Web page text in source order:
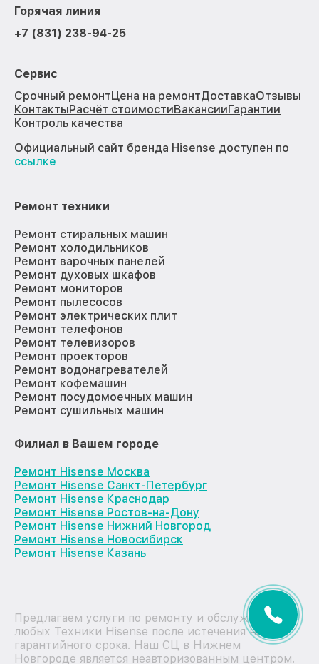
Горячая линия
+7 (831) 238-94-25
Сервис
Срочный ремонтЦена на ремонтДоставкаОтзывы
КонтактыРасчёт стоимостиВакансииГарантии
Контроль качества
Официальный сайт бренда Hisense доступен по
ссылке
Ремонт техники
Ремонт стиральных машин
Ремонт холодильников
Ремонт варочных панелей
Ремонт духовых шкафов
Ремонт мониторов
Ремонт пылесосов
Ремонт электрических плит
Ремонт телефонов
Ремонт телевизоров
Ремонт проекторов
Ремонт водонагревателей
Ремонт кофемашин
Ремонт посудомоечных машин
Ремонт сушильных машин
Филиал в Вашем городе
Ремонт Hisense Москва
Ремонт Hisense Санкт-Петербург
Ремонт Hisense Краснодар
Ремонт Hisense Ростов-на-Дону
Ремонт Hisense Нижний Новгород
Ремонт Hisense Новосибирск
Ремонт Hisense Казань
Предлагаем услуги по ремонту и обслуживанию
любых Техники Hisense после истечения на них
гарантийного срока. Наш СЦ в Нижнем
Новгороде является неавторизованным центром.